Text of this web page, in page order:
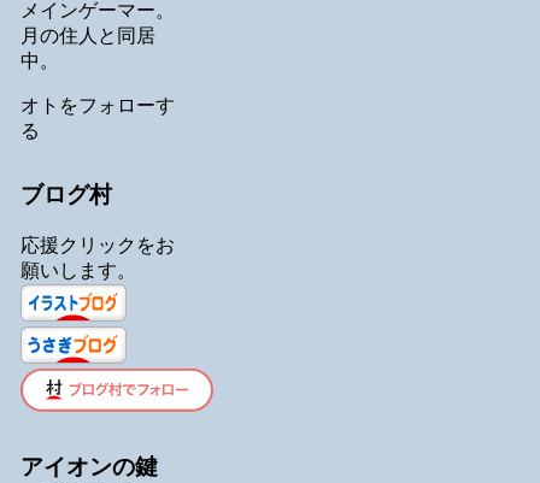
メインゲーマー。
月の住人と同居
中。
オトをフォローす
る
ブログ村
応援クリックをお
願いします。
アイオンの鍵